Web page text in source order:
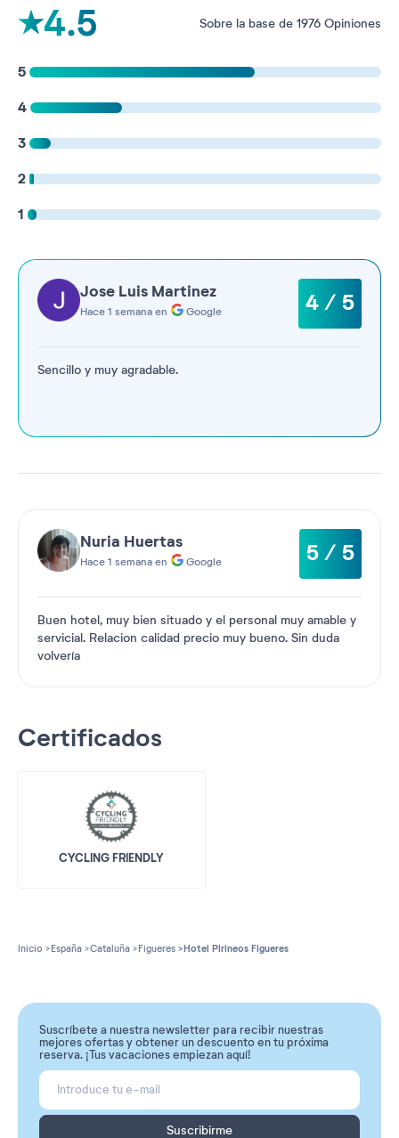
4.5 Sobre la base de 1976 Opiniones
5
4
3
2
1
Jose Luis Martinez
Hace 1 semana en Google 4 / 5
Sencillo y muy agradable.
Nuria Huertas
Hace 1 semana en Google 5 / 5
Buen hotel, muy bien situado y el personal muy amable y
servicial. Relacion calidad precio muy bueno. Sin duda
volvería
Certificados
CYCLING FRIENDLY
Inicio España Cataluña Figueres Hotel Pirineos Figueres
Suscríbete a nuestra newsletter para recibir nuestras
mejores ofertas y obtener un descuento en tu próxima
reserva. ¡Tus vacaciones empiezan aquí!
Suscribirme